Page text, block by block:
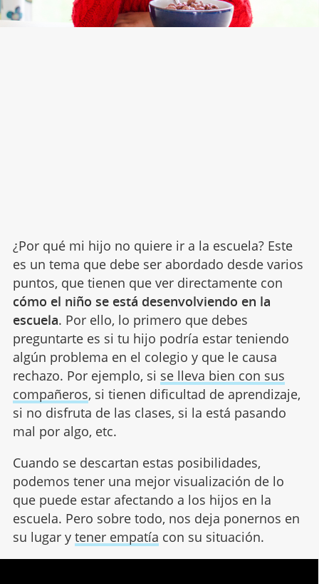
¿Por qué mi hijo no quiere ir a la escuela? Este
es un tema que debe ser abordado desde varios
puntos, que tienen que ver directamente con
cómo el niño se está desenvolviendo en la
escuela. Por ello, lo primero que debes
preguntarte es si tu hijo podría estar teniendo
algún problema en el colegio y que le causa
rechazo. Por ejemplo, si se lleva bien con sus
compañeros, si tienen dificultad de aprendizaje,
si no disfruta de las clases, si la está pasando
mal por algo, etc.
Cuando se descartan estas posibilidades,
podemos tener una mejor visualización de lo
que puede estar afectando a los hijos en la
escuela. Pero sobre todo, nos deja ponernos en
su lugar y tener empatía con su situación.